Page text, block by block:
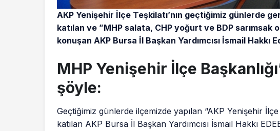
AKP Yenişehir İlçe Teşkilatı’nın geçtiğimiz günlerde
katılan ve ”MHP salata, CHP yoğurt ve BDP
konuşan AKP Bursa İl Başkan Yardımcısı İsmail Hakkı
MHP Yenişehir İlçe
şöyle:
Geçtiğimiz günlerde ilçemizde yapılan “AKP Yenişehir İlçe
katılan AKP Bursa İl Başkan Yardımcısı İsmail Hakkı